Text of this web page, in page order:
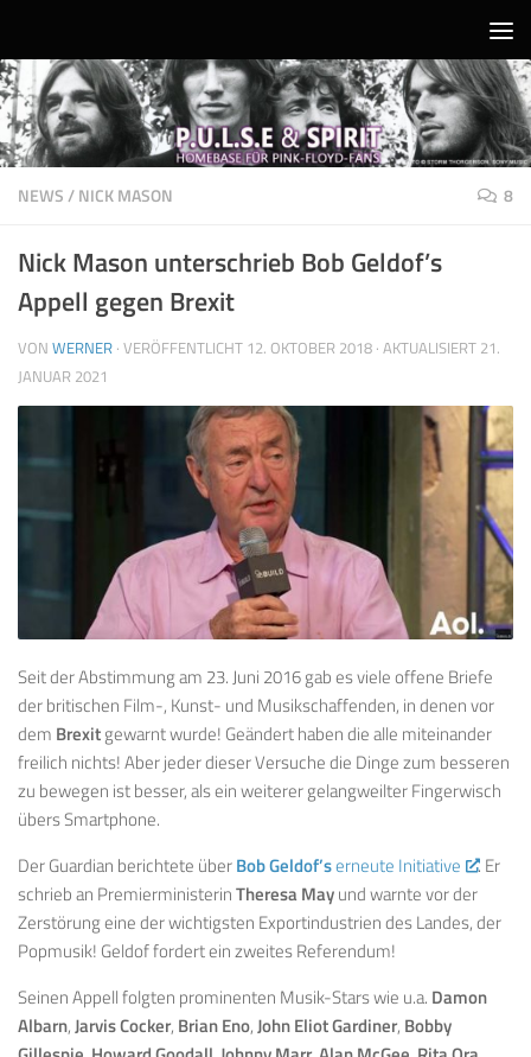
NEWS/NICK MASON 8
Nick Mason unterschrieb Bob Geldof’s
Appell gegen Brexit
VON WERNER · VERÖFFENTLICHT 12. OKTOBER 2018 · AKTUALISIERT 21.
JANUAR 2021
Seit der Abstimmung am 23. Juni 2016 gab es viele offene Briefe
der britischen Film-, Kunst- und Musikschaffenden, in denen vor
dem Brexitgewarnt wurde! Geändert haben die alle miteinander
freilich nichts! Aber jeder dieser Versuche die Dinge zum besseren
zu bewegen ist besser, als ein weiterer gelangweilter Fingerwisch
übers Smartphone.
Der Guardian berichtete überBob Geldof’serneute Initiative
. Er
schrieb an PremierministerinTheresa Mayund warnte vor der
Zerstörung eine der wichtigsten Exportindustrien des Landes, der
Popmusik! Geldof fordert ein zweites Referendum!
Seinen Appell folgten prominenten Musik-Stars wie u.a. Damon
Albarn,Jarvis Cocker, Brian Eno,John Eliot Gardiner, Bobby